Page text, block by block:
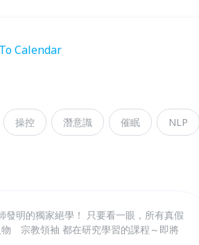
Calendar
操控 潛意識 催眠 NLP
明的獨家絕學！ 只要看一眼，所有真假
宗教領袖 都在研究學習的課程～即將